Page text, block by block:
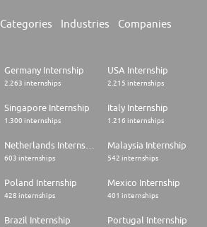
Categories Industries Companies
Germany Internship
2.263 internships
USA Internship
2.215 internships
Singapore Internship
1.300 internships
Italy Internship
1.216 internships
603 internships
Malaysia Internship
542 internships
Poland Internship
428 internships
Mexico Internship
401 internships
Brazil Internship Portugal Internship